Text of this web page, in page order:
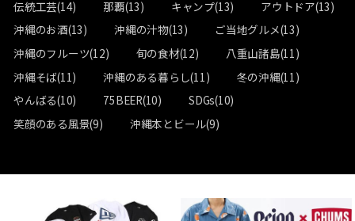
伝統工芸(14)
那覇(13) キャンプ(13)
アウトドア(13)
沖縄のお酒(13)
沖縄の汁物(13)
ご当地グルメ(13)
沖縄のフルーツ(12)
旬の食材(12)
八重山諸島(11)
沖縄そば(11)
沖縄のある暮らし(11)
冬の沖縄(11)
やんばる(10)
75BEER(10)
SDGs(10)
笑顔のある風景(9)
沖縄本とビール(9)